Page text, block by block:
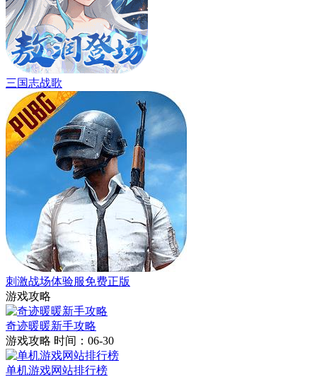
三国志战歌
刺激战场体验服免费正版
游戏攻略
奇迹暖暖新手攻略
游戏攻略 时间：06-30
单机游戏网站排行榜